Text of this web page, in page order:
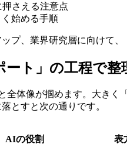
さえる注意点
始める手順
プ、業界研究層に向けて
ト」の工程で整
全体像が掴めます。大き
とすと次の通りです。
AIの役割 表